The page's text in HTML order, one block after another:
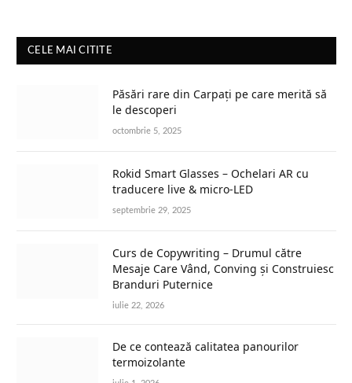
CELE MAI CITITE
Păsări rare din Carpați pe care merită să
le descoperi
octombrie 5, 2025
Rokid Smart Glasses – Ochelari AR cu
traducere live & micro-LED
septembrie 29, 2025
Curs de Copywriting – Drumul către
Mesaje Care Vând, Conving și Construiesc
Branduri Puternice
iulie 22, 2026
De ce contează calitatea panourilor
termoizolante